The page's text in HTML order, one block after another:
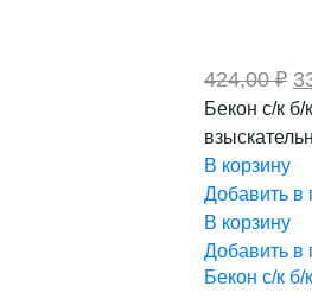
424,00₽
Бекон с/к
В корзину
Добавить в
В корзину
Добавить в
Бекон с/к